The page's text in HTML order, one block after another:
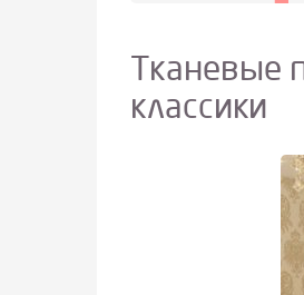
Тканевые
классики